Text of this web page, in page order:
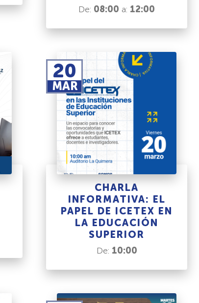
De: 08:00 a: 12:00
20
MAR
CHARLA
INFORMATIVA: EL
PAPEL DE ICETEX EN
LA EDUCACIÓN
SUPERIOR
De: 10:00